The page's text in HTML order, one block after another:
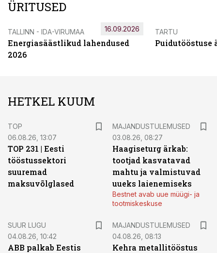
ÜRITUSED
TALLINN - IDA-VIRUMAA
Energiasäästlikud lahendused
2026
16.09.2026 TARTU
Puidutööstuse
HETKEL KUUM
TOP
06.08.26, 13:07
TOP 231 | Eesti
tööstussektori
suuremad
maksuvõlglased
MAJANDUSTULEMUSED
03.08.26, 08:27
Haagiseturg ärkab:
tootjad kasvatavad
mahtu ja valmistuvad
uueks laienemiseks
Bestnet avab uue müügi- ja
tootmiskeskuse
SUUR LUGU
04.08.26, 10:42
ABB palkab Eestis
MAJANDUSTULEMUSED
04.08.26, 08:13
Kehra metallitööstus